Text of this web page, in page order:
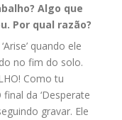
Algo que
Por qual razão?
quando ele
no fim do solo.
Como tu
da ‘Desperate
gravar. Ele